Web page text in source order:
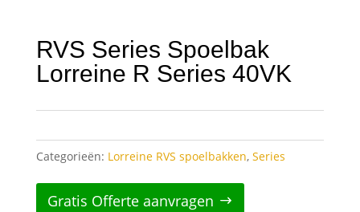
RVS Series Spoelbak
Lorreine R Series 40VK
Categorieën: Lorreine RVS spoelbakken, Series
Gratis Offerte aanvragen